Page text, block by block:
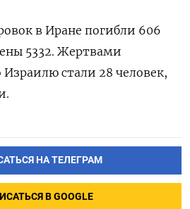
в Иране погибли 606
5332. Жертвами
стали 28 человек,
НА ТЕЛЕГРАМ
В GOOGLE